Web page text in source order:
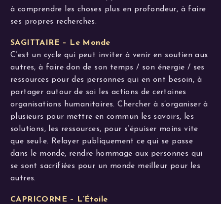
à comprendre les choses plus en profondeur, à faire
ses propres recherches.
SAGITTAIRE – Le Monde
C’est un cycle qui peut inviter à venir en soutien aux
autres, à faire don de son temps / son énergie / ses
ressources pour des personnes qui en ont besoin, à
partager autour de soi les actions de certaines
organisations humanitaires. Chercher à s’organiser à
plusieurs pour mettre en commun les savoirs, les
solutions, les ressources, pour s’épuiser moins vite
que seul·e. Relayer publiquement ce qui se passe
dans le monde, rendre hommage aux personnes qui
se sont sacrifiées pour un monde meilleur pour les
autres.
CAPRICORNE – L’Étoile